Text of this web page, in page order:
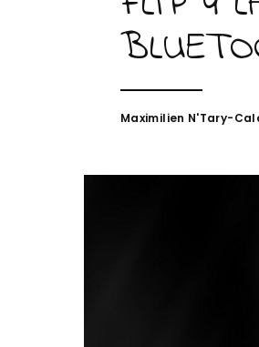
Posted
Maximilien N'Tary-